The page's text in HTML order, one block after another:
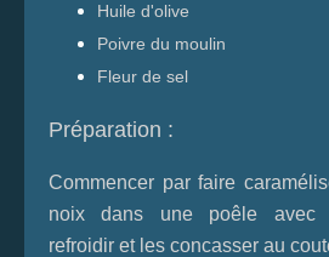
Huile d'olive
Poivre du moulin
Fleur de sel
Préparation :
Commencer par faire
noix dans une poêle avec
refroidir et les concasser au